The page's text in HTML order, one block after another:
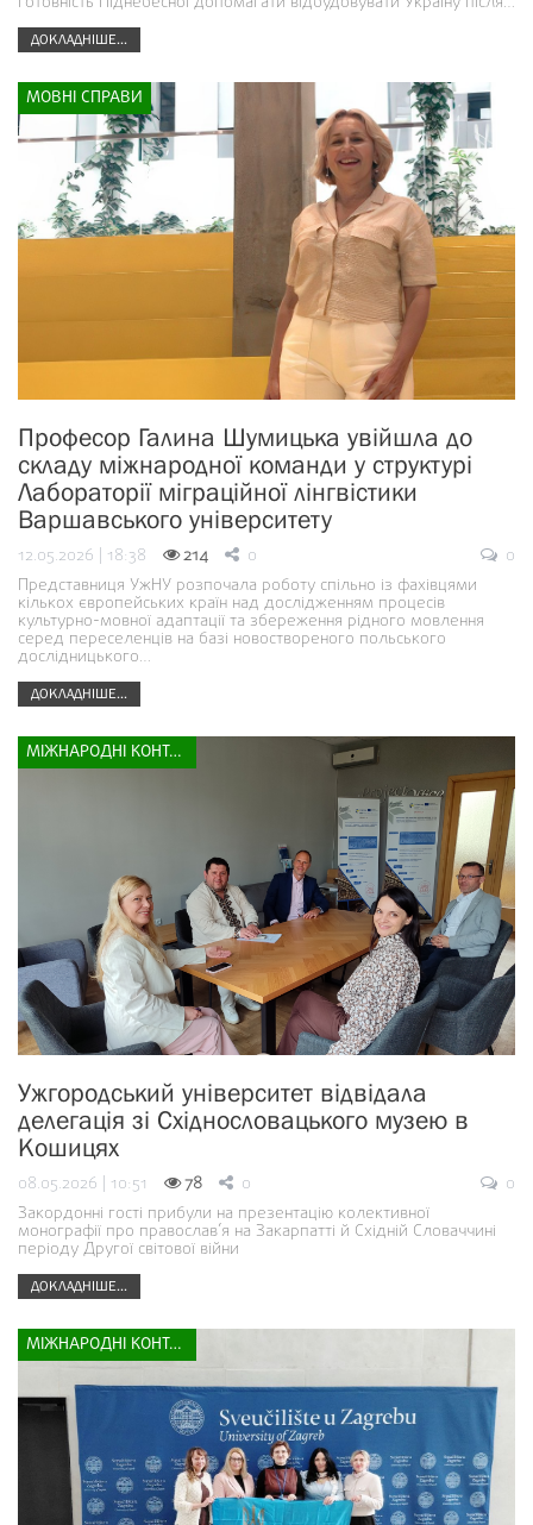
ДОКЛАДНІШЕ...
МОВНІ СПРАВИ
Професор Галина Шумицька увійшла до
складу міжнародної команди у структурі
Лабораторії міграційної лінгвістики
Варшавського університету
12.05.2026 | 18:38 214 0
0
Представниця УжНУ розпочала роботу спільно із фахівцями
кількох європейських країн над дослідженням процесів
культурно-мовної адаптації та збереження рідного мовлення
серед переселенців на базі новоствореного польського
дослідницького…
ДОКЛАДНІШЕ...
МІЖНАРОДНІ КОНТАКТИ
Ужгородський університет відвідала
делегація зі Східнословацького музею в
Кошицях
08.05.2026 | 10:51 78 0
0
Закордонні гості прибули на презентацію колективної
монографії про православ’я на Закарпатті й Східній Словаччині
періоду Другої світової війни
ДОКЛАДНІШЕ...
МІЖНАРОДНІ КОНТАКТИ